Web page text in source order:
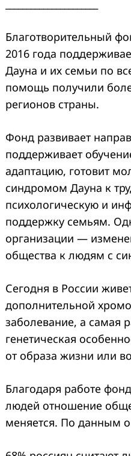
Благотворительный
2016 года
Дауна и их семьи по
помощь получили
регионов страны.
Фонд развивает
поддерживает
адаптацию, готовит
синдромом Дауна к
психологическую и
поддержку семьям.
организации —
общества к людям с
Сегодня в России
дополнительной
заболевание, а самая
генетическая
от образа жизни или
Благодаря работе
людей отношение
меняется. По данным